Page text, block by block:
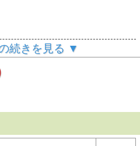
ター等の環境により実際の色味と
共有をしております。
ルさせていただく場合がございま
をおかけしますが、予めご了承の
申し上げます。
続きを見る ▼